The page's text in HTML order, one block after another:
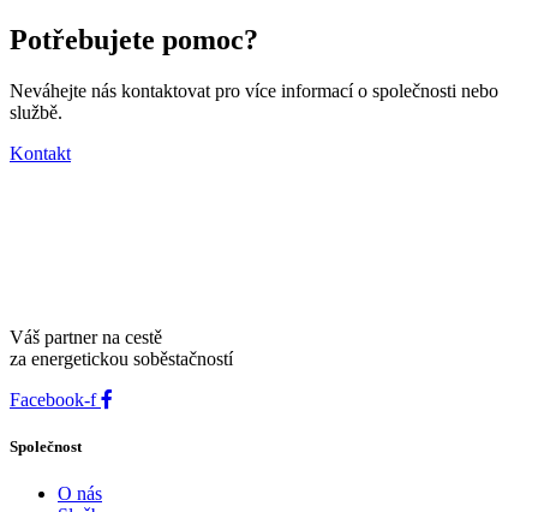
Potřebujete pomoc?
Neváhejte nás kontaktovat pro více informací o společnosti nebo
službě.
Kontakt
Váš partner na cestě
za energetickou soběstačností
Facebook-f
Společnost
O nás